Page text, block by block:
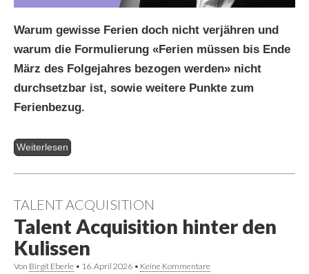
Warum gewisse Ferien doch nicht verjähren und
warum die Formulierung «Ferien müssen bis Ende
März des Folgejahres bezogen werden» nicht
durchsetzbar ist, sowie weitere Punkte zum
Ferienbezug.
Weiterlesen
TALENT ACQUISITION
Talent Acquisition hinter den
Kulissen
Von Birgit Eberle • 16. April 2026 • Keine Kommentare